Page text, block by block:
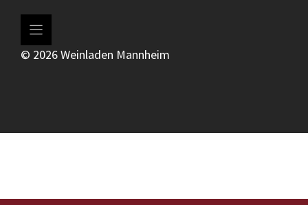
© 2026 Weinladen Mannheim
6,30€ In den Warenkorb